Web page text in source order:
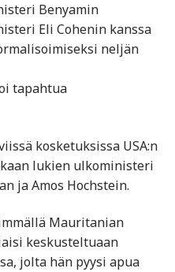
Benyamin
Eli Cohenin kanssa
neljän
tapahtua
kosketuksissa USA:n
lukien ulkoministeri
ja Amos Hochstein.
Mauritanian
keskusteltuaan
jolta hän pyysi apua